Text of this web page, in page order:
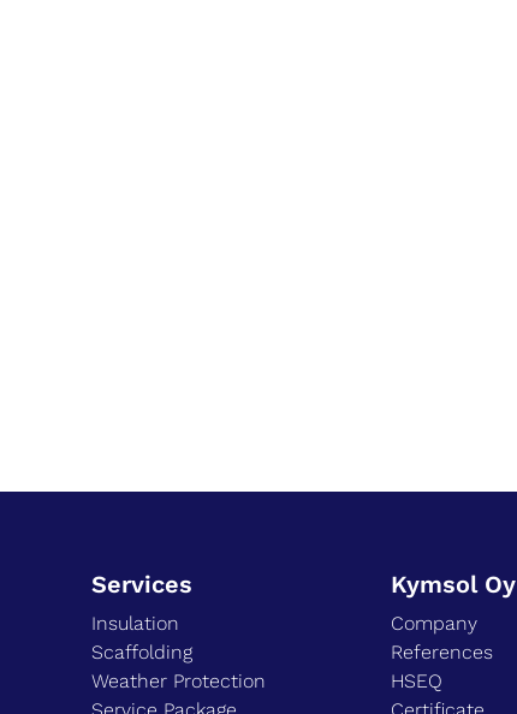
Services
Insulation
Scaffolding
Weather Protection
Service Package
Kymsol Oy
Company
References
HSEQ
Certificate